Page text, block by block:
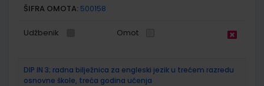
ŠIFRA OMOTA: 500158
Udžbenik Omot
DIP IN 3; radna bilježnica za engleski jezik u trećem razredu
osnovne škole, treća godina učenja